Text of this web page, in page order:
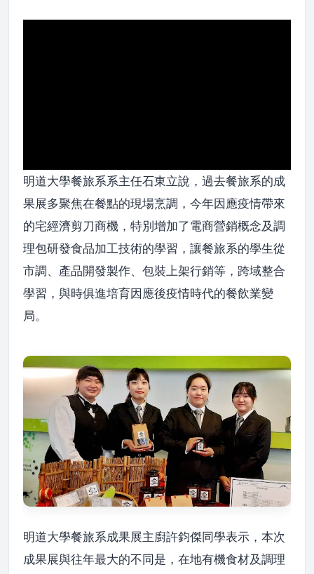
明道大學餐旅系系主任石東立說，過去餐旅系的成
果展多聚焦在餐點的現場烹調，今年因應疫情帶來
的宅經濟剪刀商機，特別增加了電商營銷概念及調
理包研發食品加工技術的學習，讓餐旅系的學生從
市調、產品開發製作、包裝上架行銷等，跨域整合
學習，與時俱進培育因應後疫情時代的餐飲業變
局。
明道大學餐旅系成果展主廚許鈞傑同學表示，本次
成果展與往年最大的不同是，在地有機食材及調理